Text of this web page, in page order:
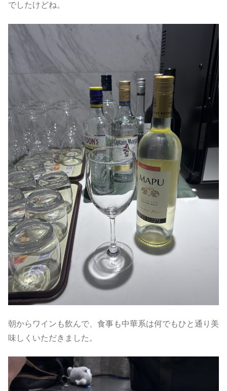
でしたけどね。
朝からワインも飲んで、食事も中華系は何でもひと通り美
味しくいただきました。